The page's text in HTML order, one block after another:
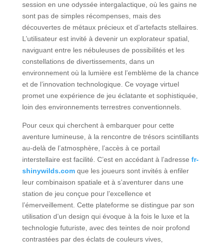
session en une odyssée intergalactique, où les gains ne
sont pas de simples récompenses, mais des
découvertes de métaux précieux et d’artefacts stellaires.
L’utilisateur est invité à devenir un explorateur spatial,
naviguant entre les nébuleuses de possibilités et les
constellations de divertissements, dans un
environnement où la lumière est l’emblème de la chance
et de l’innovation technologique. Ce voyage virtuel
promet une expérience de jeu éclatante et sophistiquée,
loin des environnements terrestres conventionnels.
Pour ceux qui cherchent à embarquer pour cette
aventure lumineuse, à la rencontre de trésors scintillants
au-delà de l’atmosphère, l’accès à ce portail
interstellaire est facilité. C’est en accédant à l’adresse fr-
shinywilds.comque les joueurs sont invités à enfiler
leur combinaison spatiale et à s’aventurer dans une
station de jeu conçue pour l’excellence et
l’émerveillement. Cette plateforme se distingue par son
utilisation d’un design qui évoque à la fois le luxe et la
technologie futuriste, avec des teintes de noir profond
contrastées par des éclats de couleurs vives,